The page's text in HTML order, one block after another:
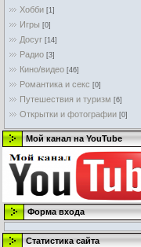
Хобби [1]
Игры [0]
Досуг [14]
Радио [3]
Кино/видео [46]
Романтика и секс [0]
Путешествия и туризм [6]
Открытки и фотографии [0]
Мой канал на YouTube
Форма входа
Статистика сайта